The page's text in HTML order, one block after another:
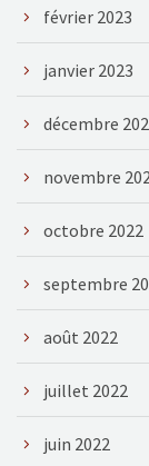
février 2023
janvier 2023
décembre
novembre
octobre 2022
septembre
août 2022
juillet 2022
juin 2022